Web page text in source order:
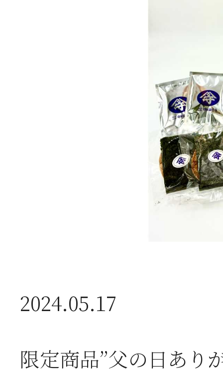
2026年07月23日
2026年07月08日
2026年06月28日
2024.05.17
限定商品”父の日あり